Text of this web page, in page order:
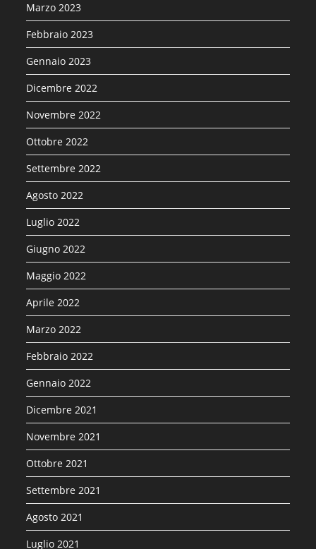
Marzo 2023
Febbraio 2023
Gennaio 2023
Dicembre 2022
Novembre 2022
Ottobre 2022
Settembre 2022
Agosto 2022
Luglio 2022
Giugno 2022
Maggio 2022
Aprile 2022
Marzo 2022
Febbraio 2022
Gennaio 2022
Dicembre 2021
Novembre 2021
Ottobre 2021
Settembre 2021
Agosto 2021
Luglio 2021